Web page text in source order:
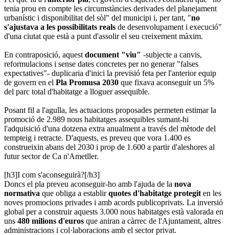
tenia prou en compte les circumstàncies derivades del planejament
urbanístic i disponibilitat del sòl" del municipi i, per tant, "no
s'ajustava a les possibilitats reals de desenvolupament i execució"
d'una ciutat que està a punt d'assolir el seu creixement màxim.
En contraposició, aquest document "viu" -subjecte a canvis,
reformulacions i sense dates concretes per no generar "falses
expectatives"- duplicaria d'inici la previsió feta per l'anterior equip
de govern en el Pla Promusa 2030 que fixava aconseguir un 5%
del parc total d'habitatge a lloguer assequible.
Posant fil a l'agulla, les actuacions proposades permeten estimar la
promoció de 2.989 nous habitatges assequibles sumant-hi
l'adquisició d'una dotzena extra anualment a través del mètode del
tempteig i retracte. D'aquests, es preveu que vora 1.400 es
construeixin abans del 2030 i prop de 1.600 a partir d'aleshores al
futur sector de Ca n'Ametller.
[h3]I com s'aconseguirà?[/h3]
Doncs el pla preveu aconseguir-ho amb l'ajuda de la nova
normativa que obliga a establirquotes d'habitatge protegit en les
noves promocions privades i amb acords publicoprivats. La inversió
global per a construir aquests 3.000 nous habitatges està valorada en
uns 480 milions d'euros que aniran a càrrec de l'Ajuntament, altres
administracions i col·laboracions amb el sector privat.